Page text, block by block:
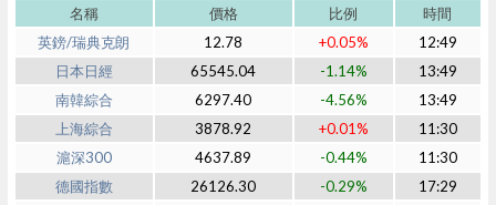
名稱 價格 比例
時間
英鎊/瑞典克朗
12.78 +0.05%
12:49
日本日經
65545.04 -1.14%
13:49
南韓綜合
6297.40 -4.56%
13:49
上海綜合
3878.92 +0.01%
11:30
滬深300
4637.89 -0.44%
11:30
德國指數
26126.30 -0.29%
17:29